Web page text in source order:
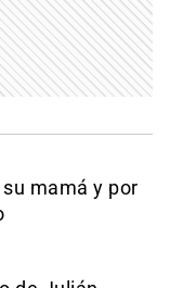
mamá y por